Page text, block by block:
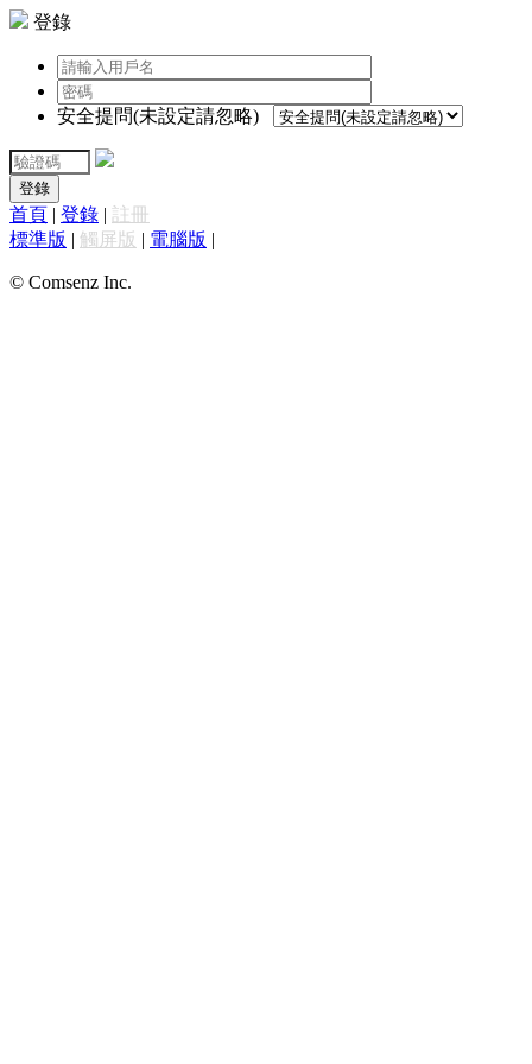
登錄
安全提問(未設定請忽略)
登錄
首頁 | 登錄 | 註冊
標準版 | 觸屏版 | 電腦版 |
© Comsenz Inc.